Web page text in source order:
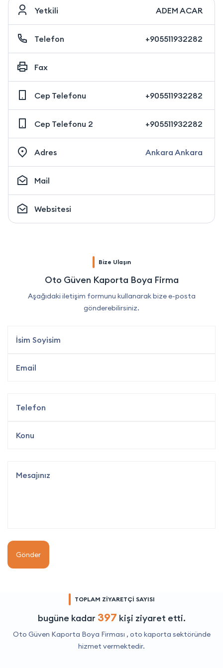
Yetkili ADEM ACAR
Telefon +905511932282
Fax
Cep Telefonu +905511932282
Cep Telefonu 2 +905511932282
Adres Ankara Ankara
Mail
Websitesi
Bize Ulaşın
Oto Güven Kaporta Boya Firma
Aşağıdaki iletişim formunu kullanarak bize e-posta
gönderebilirsiniz.
Gönder
TOPLAM ZİYARETÇİ SAYISI
bugüne kadar 397 kişi ziyaret etti.
Oto Güven Kaporta Boya Firması , oto kaporta sektöründe
hizmet vermektedir.